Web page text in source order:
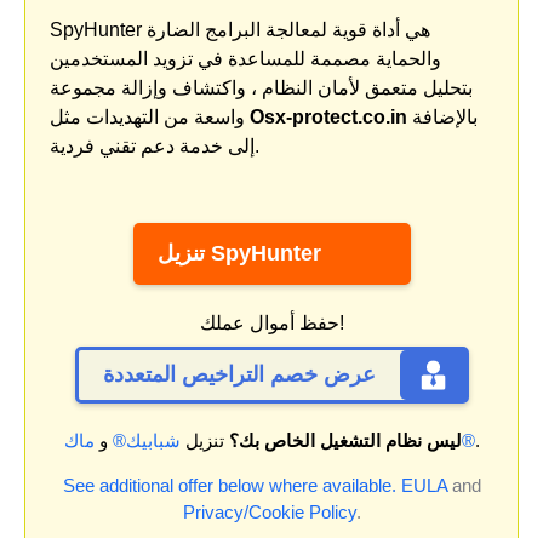
SpyHunter هي أداة قوية لمعالجة البرامج الضارة
والحماية مصممة للمساعدة في تزويد المستخدمين
بتحليل متعمق لأمان النظام ، واكتشاف وإزالة مجموعة
Osx-protect.co.in
إلى خدمة دعم تقني فردية.
تنزيل SpyHunter
حفظ أموال عملك!
عرض خصم التراخيص المتعددة
ليس نظام التشغيل الخاص بك؟ تنزيل شبابيك® و ماك®.
See additional offer below where available. EULAand
Privacy/Cookie Policy.